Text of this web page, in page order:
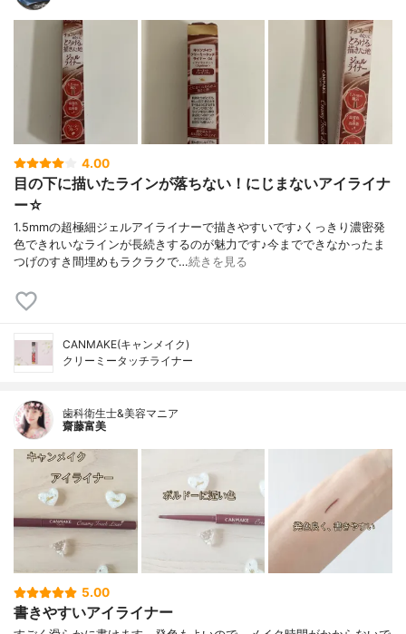
4.00
目の下に描いたラインが落ちない！にじまないアイライナ
ー☆
1.5mmの超極細ジェルアイライナーで描きやすいです♪くっきり濃密発
色できれいなラインが長続きするのが魅力です♪今までできなかったま
つげのすき間埋めもラクラクで…続きを見る
CANMAKE(キャンメイク)
クリーミータッチライナー
歯科衛生士&美容マニア
齋藤富美
5.00
書きやすいアイライナー